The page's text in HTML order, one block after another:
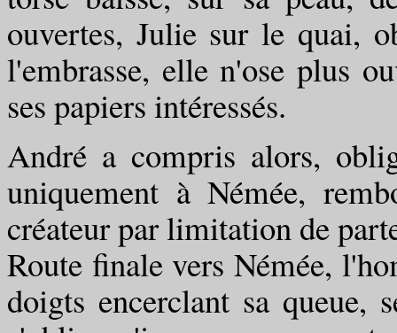
ouvertes, Julie sur le quai,
l'embrasse, elle n'ose plus
ses papiers intéressés.
André a compris alors,
uniquement à Némée,
créateur par limitation de
Route finale vers Némée,
doigts encerclant sa queue,